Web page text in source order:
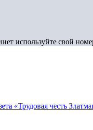
используйте свой
«Трудовая честь